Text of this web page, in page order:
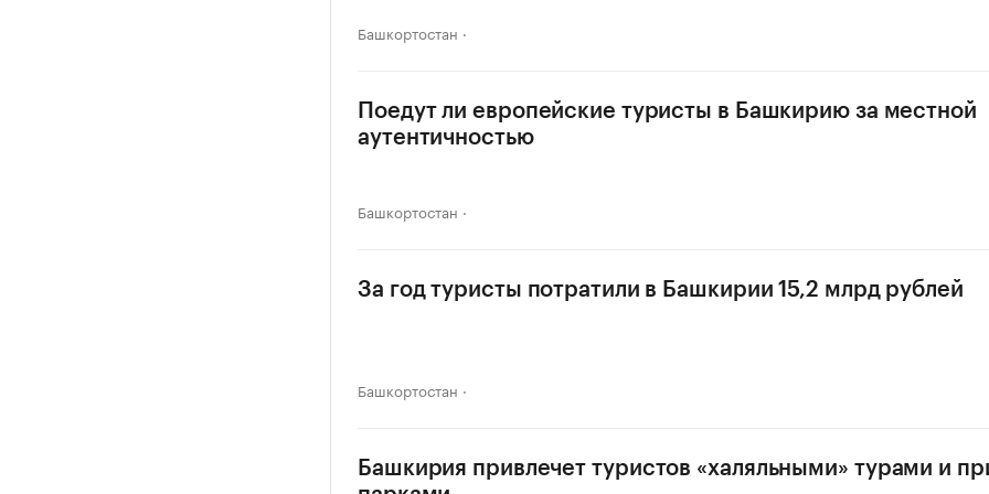
Башкортостан
Поедут ли европейские туристы в Башкирию за местной
аутентичностью
Башкортостан
За год туристы потратили в Башкирии 15,2 млрд рублей
Башкортостан
Башкирия привлечет туристов «халяльными» турами и